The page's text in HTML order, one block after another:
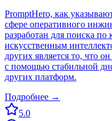
PromptHero, как
сфере оперативного
разработан для поиска
искусственным
других является то, что
с помощью стабильной
других платформ.
Подробнее →
5.0